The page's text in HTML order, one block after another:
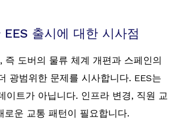
EES 출시에 대한 시사점
즉 도버의 물류 체계 개편과 스페인의
광범위한 문제를 시사합니다. EES는
이트가 아닙니다. 인프라 변경, 직원 교
로운 교통 패턴이 필요합니다.